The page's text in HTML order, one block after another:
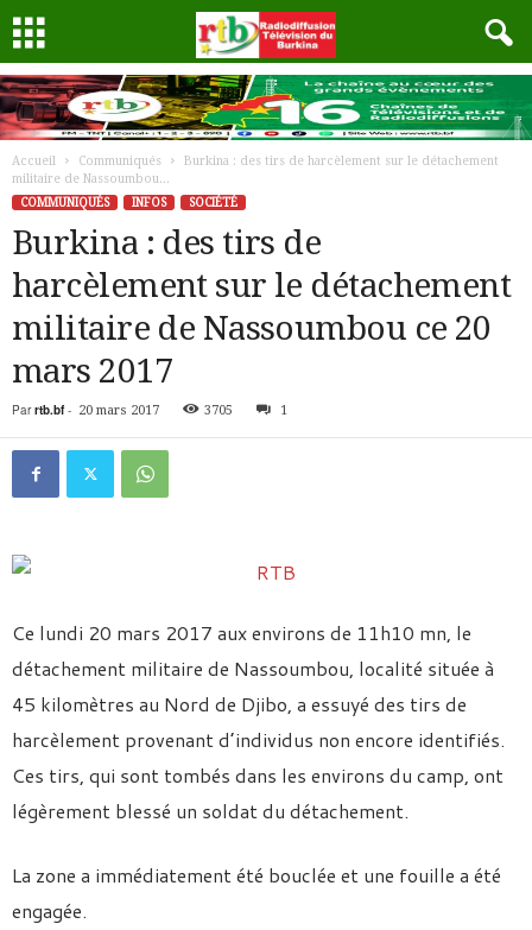
Accueil Communiqués
Burkina : des tirs de harcèlement sur le détachement
militaire de Nassoumbou...
COMMUNIQUÉS
INFOS SOCIÉTÉ
Burkina : des tirs de
harcèlement sur le détachement
militaire de Nassoumbou ce 20
mars 2017
Par rtb.bf- 20 mars 2017 3705 1
Ce lundi 20 mars 2017 aux environs de 11h10 mn, le
détachement militaire de Nassoumbou, localité située à
45 kilomètres au Nord de Djibo, a essuyé des tirs de
harcèlement provenant d’individus non encore identifiés.
Ces tirs, qui sont tombés dans les environs du camp, ont
légèrement blessé un soldat du détachement.
La zone a immédiatement été bouclée et une fouille a été
engagée.